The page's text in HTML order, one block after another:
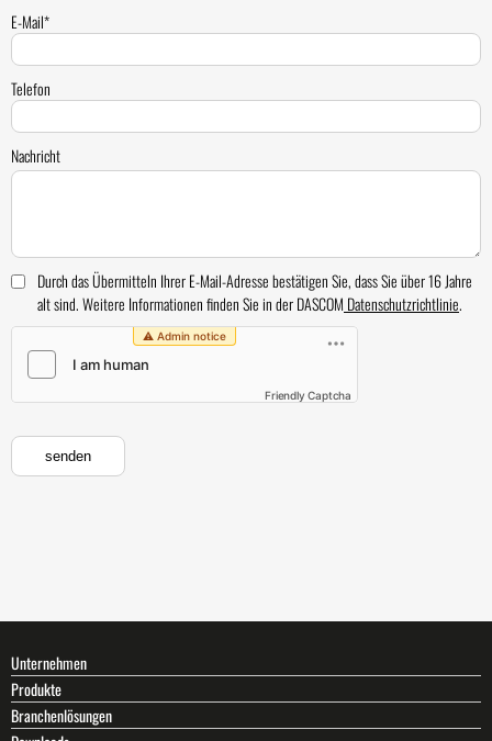
E-Mail*
Telefon
Nachricht
Durch das Übermitteln Ihrer E-Mail-Adresse bestätigen Sie, dass Sie über 16 Jahre
alt sind. Weitere Informationen finden Sie in der DASCOMDatenschutzrichtlinie.
Friendly Captcha
Unternehmen
Produkte
Branchenlösungen